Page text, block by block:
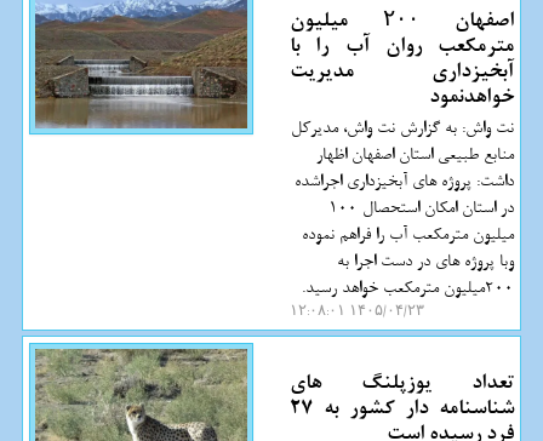
اصفهان ۲۰۰ میلیون
مترمکعب روان آب را با
آبخیزداری مدیریت
خواهدنمود
نت واش: به گزارش نت واش، مدیرکل
منابع طبیعی استان اصفهان اظهار
داشت: پروژه های آبخیزداری اجراشده
در استان امکان استحصال 100
میلیون مترمکعب آب را فراهم نموده
وبا پروژه های در دست اجرا به
200میلیون مترمکعب خواهد رسید.
۱۴۰۵/۰۴/۲۳ ۱۲:۰۸:۰۱
تعداد یوزپلنگ های
شناسنامه دار کشور به 27